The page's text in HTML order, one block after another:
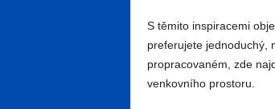
S těmito inspiracemi
preferujete jednoduchý,
propracovaném, zde
venkovního prostoru.